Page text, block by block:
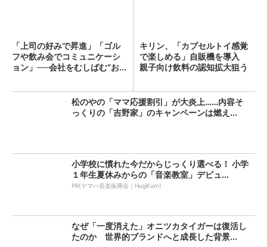
「上司の好みで昇進」「ゴル
フや飲み会でコミュニケーシ
ョン」──会社をむしばむ“お...
キリン、「カプセルトイ感覚
で楽しめる」自販機を導入
親子向け飲料の認知拡大狙う
松のやの「ママ応援割引」が大炎上……内容そ
っくりの「吉野家」のキャンペーンは燃え...
小学校に慣れた今だからじっくり選べる！ 小学
１年生夏休みからの「音楽教室」デビュ...
PR(ヤマハ音楽振興会｜HugKum)
なぜ「一度消えた」オニツカタイガーは復活し
たのか 世界的ブランドへと成長した背景...